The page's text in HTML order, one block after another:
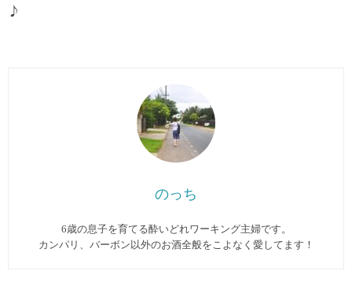
♪
のっち
6歳の息子を育てる酔いどれワーキング主婦です。
カンパリ、バーボン以外のお酒全般をこよなく愛してます︎！